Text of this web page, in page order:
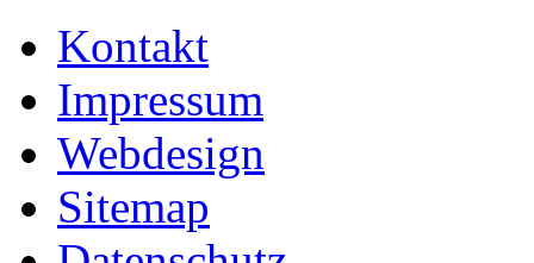
Kontakt
Impressum
Webdesign
Sitemap